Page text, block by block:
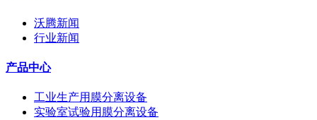
沃腾新闻
行业新闻
产品中心
工业生产用膜分离设备
实验室试验用膜分离设备